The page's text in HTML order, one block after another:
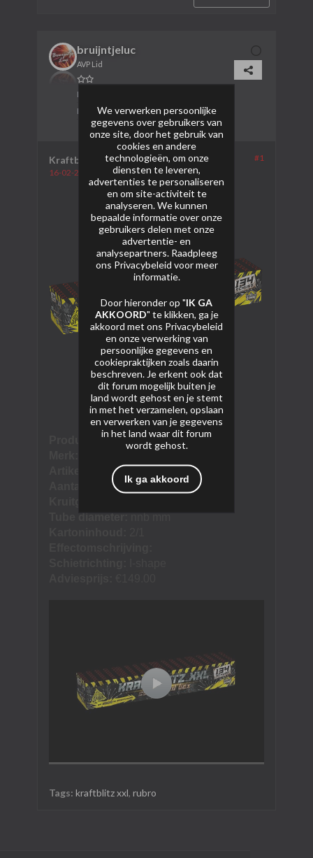
bruijntjeluc
AVP Lid
Lid sinds:
Berichten:506
#1
Kraftblitz xxl
16-02-2024, 17:06
Product naam:Kraftblitz xxl
Artikel nummer:
Aantal schoten: 134 schoten
Tube diameter: nnb mm
Tags: kraftblitz xxl, rubro
We verwerken persoonlijke
gegevens over gebruikers van
onze site, door het gebruik van
cookies en andere
technologieën, om onze
diensten te leveren,
advertenties te personaliseren
en om site-activiteit te
analyseren. We kunnen
bepaalde informatie over onze
gebruikers delen met onze
advertentie- en
analysepartners. Raadpleeg
ons Privacybeleid voor meer
informatie.
Door hieronder op "IK GA
AKKOORD" te klikken, ga je
akkoord met ons Privacybeleid
en onze verwerking van
persoonlijke gegevens en
cookiepraktijken zoals daarin
beschreven. Je erkent ook dat
dit forum mogelijk buiten je
land wordt gehost en je stemt
in met het verzamelen, opslaan
en verwerken van je gegevens
in het land waar dit forum
wordt gehost.
Ik ga akkoord